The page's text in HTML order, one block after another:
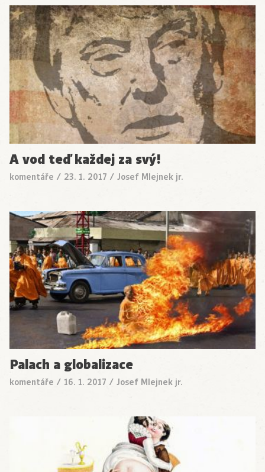
A vod teď každej za svý!
komentáře / 23. 1. 2017 / Josef Mlejnek jr.
Palach a globalizace
komentáře / 16. 1. 2017 / Josef Mlejnek jr.